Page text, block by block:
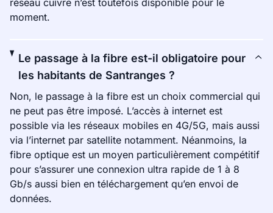
réseau cuivre n’est toutefois disponible pour le
moment.
Le passage à la fibre est-il obligatoire pour
les habitants de Santranges ?
Non, le passage à la fibre est un choix commercial qui
ne peut pas être imposé. L’accès à internet est
possible via les réseaux mobiles en 4G/5G, mais aussi
via l’internet par satellite notamment. Néanmoins, la
fibre optique est un moyen particulièrement compétitif
pour s’assurer une connexion ultra rapide de 1 à 8
Gb/s aussi bien en téléchargement qu’en envoi de
données.